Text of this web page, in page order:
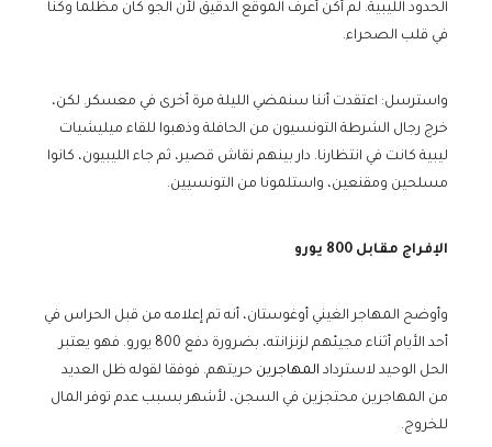
الحدود الليبية. لم أكن أعرف الموقع الدقيق لأن الجو كان مظلما وكنا
في قلب الصحراء.
واسترسل: اعتقدت أننا سنمضي الليلة مرة أخرى في معسكر. لكن،
خرج رجال الشرطة التونسيون من الحافلة وذهبوا للقاء ميليشيات
ليبية كانت في انتظارنا. دار بينهم نقاش قصير، ثم جاء الليبيون، كانوا
مسلحين ومقنعين، واستلمونا من التونسيين.
الإفراج مقابل 800 يورو
وأوضح المهاجر الغيني أوغوستان، أنه تم إعلامه من قبل الحراس في
أحد الأيام أثناء مجيئهم لزنزانته، بضرورة دفع 800 يورو. فهو يعتبر
الحل الوحيد لاسترداد المهاجرين حريتهم. فوفقا لقوله ظل العديد
من المهاجرين محتجزين في السجن، لأشهر بسبب عدم توفر المال
للخروج.